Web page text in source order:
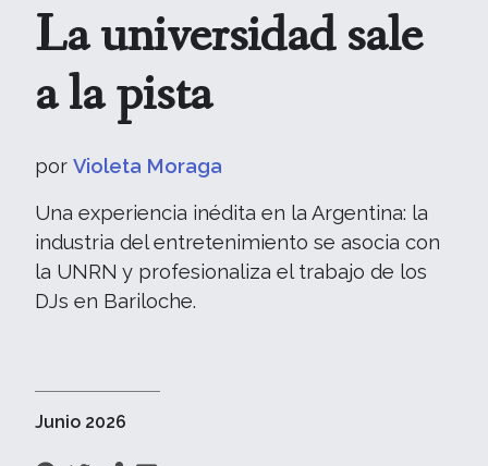
La universidad sale
a la pista
por Violeta Moraga
Una experiencia inédita en la Argentina: la
industria del entretenimiento se asocia con
la UNRN y profesionaliza el trabajo de los
DJs en Bariloche.
Junio 2026